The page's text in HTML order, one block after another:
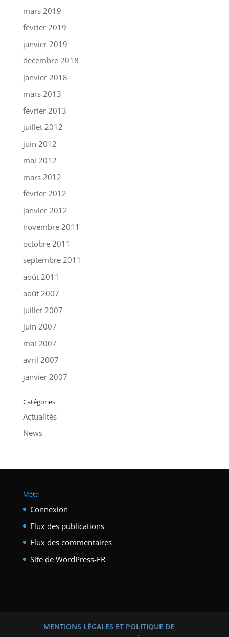
mars 2019
février 2019
janvier 2019
décembre 2018
janvier 2018
mars 2013
février 2013
juillet 2012
juin 2012
mai 2012
mars 2012
février 2012
janvier 2012
novembre 2011
octobre 2011
septembre 2011
août 2011
août 2007
juillet 2007
juin 2007
mai 2007
avril 2007
janvier 2007
Catégories
Actualités
News
Méta
Connexion
Flux des publications
Flux des commentaires
Site de WordPress-FR
MENTIONS LÉGALES ET POLITIQUE DE